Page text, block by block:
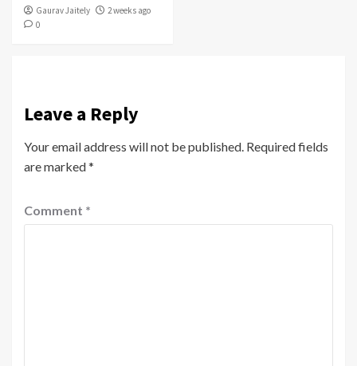
Gaurav Jaitely
2 weeks ago
0
Leave a Reply
Your email address will not be published. Required fields
are marked*
Comment *